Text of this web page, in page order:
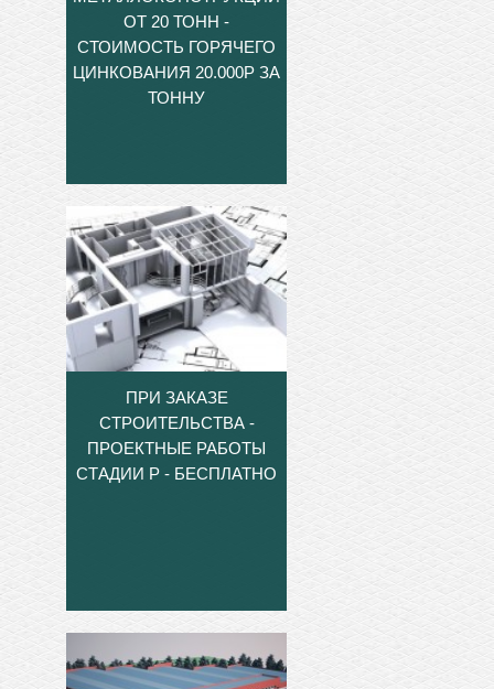
ОТ 20 ТОНН -
СТОИМОСТЬ ГОРЯЧЕГО
ЦИНКОВАНИЯ 20.000Р ЗА
ТОННУ
ПРИ ЗАКАЗЕ
СТРОИТЕЛЬСТВА -
ПРОЕКТНЫЕ РАБОТЫ
СТАДИИ Р - БЕСПЛАТНО